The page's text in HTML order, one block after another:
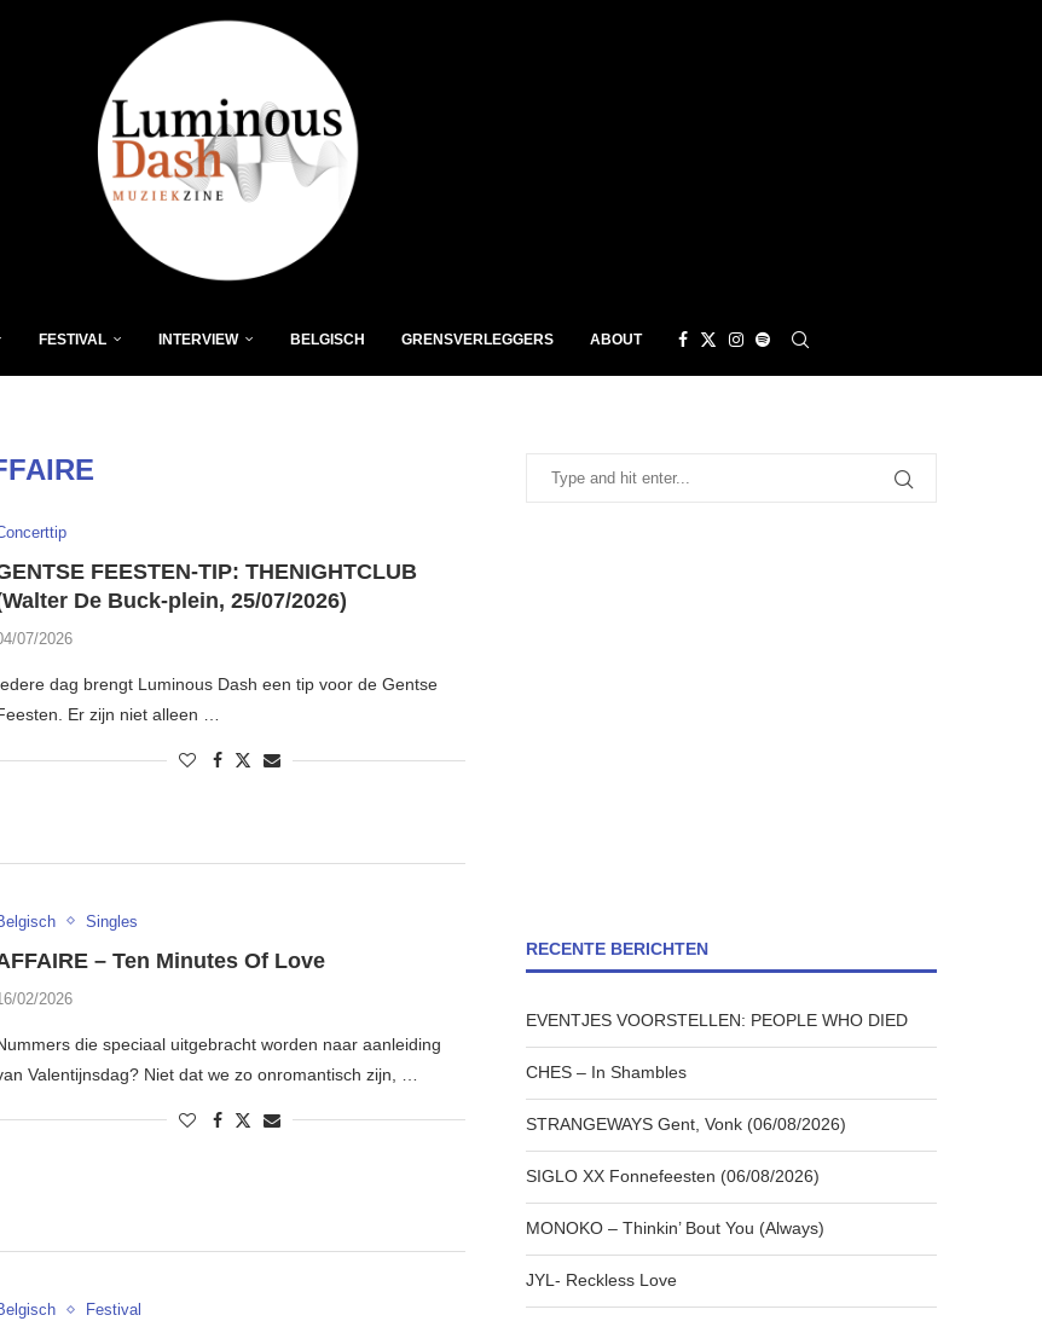
FESTIVAL INTERVIEW BELGISCH GRENSVERLEGGERS ABOUT
FEESTEN-TIP: THENIGHTCLUB
De Buck-plein, 25/07/2026)
07/2026
dag brengt Luminous Dash een tip voor de Gentse
Er zijn niet alleen …
Singles
– Ten Minutes Of Love
02/2026
die speciaal uitgebracht worden naar aanleiding
Valentijnsdag? Niet dat we zo onromantisch zijn, …
Festival
RECENTE BERICHTEN
EVENTJES VOORSTELLEN: PEOPLE WHO DIED
CHES – In Shambles
STRANGEWAYS Gent, Vonk (06/08/2026)
SIGLO XX Fonnefeesten (06/08/2026)
MONOKO – Thinkin’ Bout You (Always)
JYL- Reckless Love